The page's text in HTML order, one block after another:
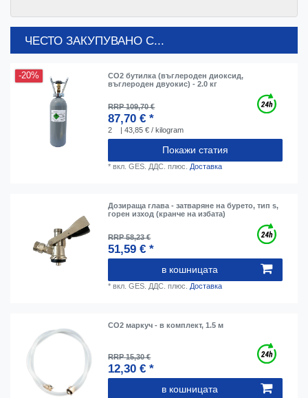
ЧЕСТО ЗАКУПУВАНО С...
-20%
CO2 бутилка (въглероден диоксид,
въглероден двуокис) - 2.0 кг
RRP 109,70 €
87,70 € *
2 | 43,85 € / kilogram
Покажи статия
*вкл. GES. ДДС. плюс.Доставка
Дозираща глава - затваряне на бурето, тип s,
горен изход (кранче на избата)
RRP 58,23 €
51,59 € *
в кошницата
*вкл. GES. ДДС. плюс. Доставка
CO2 маркуч - в комплект, 1.5 м
RRP 15,30 €
12,30 € *
в кошницата